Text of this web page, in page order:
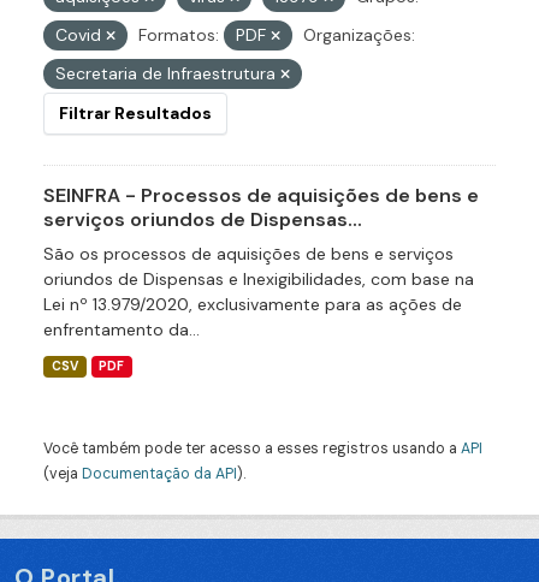
Covid
Formatos: PDF
Organizações:
Secretaria de Infraestrutura
Filtrar Resultados
SEINFRA - Processos de aquisições de bens e
serviços oriundos de Dispensas...
São os processos de aquisições de bens e serviços
oriundos de Dispensas e Inexigibilidades, com base na
Lei nº 13.979/2020, exclusivamente para as ações de
enfrentamento da...
CSV PDF
Você também pode ter acesso a esses registros usando a API
(veja Documentação da API).